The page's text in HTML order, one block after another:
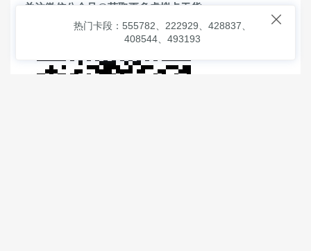
关注微信公众号@获取更多虚拟卡干货

热门卡段：555782、222929、428837、
408544、493193